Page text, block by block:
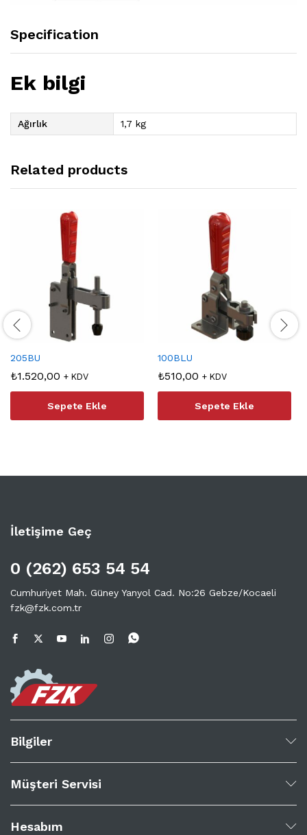
Specification
Ek bilgi
Ağırlık 1,7 kg
Related products
205BU
₺1.520,00 + KDV
Sepete Ekle
100BLU
₺510,00 + KDV
Sepete Ekle
İletişime Geç
0 (262) 653 54 54
Cumhuriyet Mah. Güney Yanyol Cad. No:26 Gebze/Kocaeli
fzk@fzk.com.tr
Bilgiler
Müşteri Servisi
Hesabım